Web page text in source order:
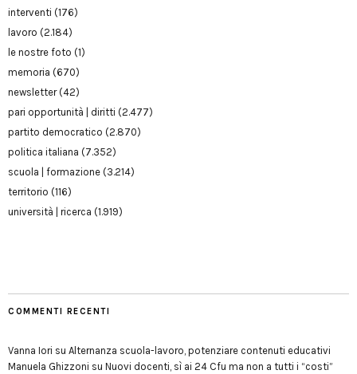
interventi (176)
lavoro (2.184)
le nostre foto (1)
memoria (670)
newsletter(42)
pari opportunità | diritti (2.477)
partito democratico (2.870)
politica italiana (7.352)
scuola | formazione (3.214)
territorio (116)
università | ricerca (1.919)
COMMENTI RECENTI
Vanna Iori su Alternanza scuola-lavoro, potenziare contenuti educativi
Manuela Ghizzoni su Nuovi docenti, sì ai 24 Cfu ma non a tutti i “costi”